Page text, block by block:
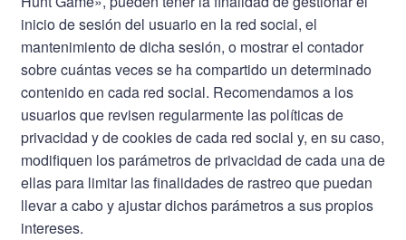
inicio de sesión del usuario en la red social, el
mantenimiento de dicha sesión, o mostrar el contador
sobre cuántas veces se ha compartido un determinado
contenido en cada red social. Recomendamos a los
usuarios que revisen regularmente las políticas de
privacidad y de cookies de cada red social y, en su caso,
modifiquen los parámetros de privacidad de cada una de
ellas para limitar las finalidades de rastreo que puedan
llevar a cabo y ajustar dichos parámetros a sus propios
intereses.